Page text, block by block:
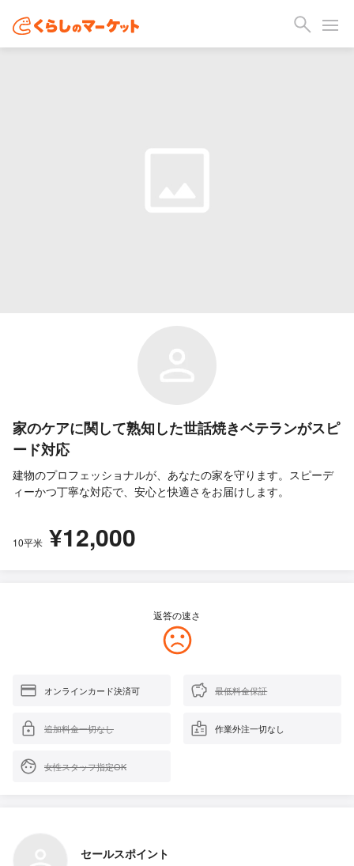
家のケアに関して熟知した世話焼きベテランがスピ
ード対応
建物のプロフェッショナルが、あなたの家を守ります。スピーデ
ィーかつ丁寧な対応で、安心と快適さをお届けします。
10平米 ¥12,000
返答の速さ
オンラインカード決済可 最低料金保証
追加料金一切なし 作業外注一切なし
女性スタッフ指定OK
セールスポイント